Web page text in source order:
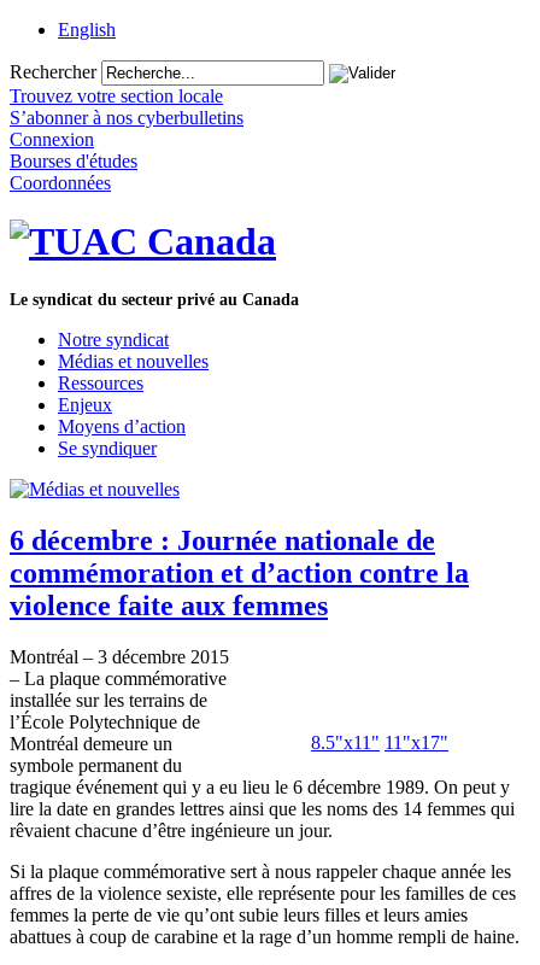
English
Rechercher
Trouvez votre section locale
S’abonner à nos cyberbulletins
Connexion
Bourses d'études
Coordonnées
Le syndicat du secteur privé au Canada
Notre syndicat
Médias et nouvelles
Ressources
Enjeux
Moyens d’action
Se syndiquer
6 décembre : Journée nationale de
commémoration et d’action contre la
violence faite aux femmes
8.5"x11" 11"x17"
Montréal – 3 décembre 2015
– La plaque commémorative
installée sur les terrains de
l’École Polytechnique de
Montréal demeure un
symbole permanent du
tragique événement qui y a eu lieu le 6 décembre 1989. On peut y
lire la date en grandes lettres ainsi que les noms des 14 femmes qui
rêvaient chacune d’être ingénieure un jour.
Si la plaque commémorative sert à nous rappeler chaque année les
affres de la violence sexiste, elle représente pour les familles de ces
femmes la perte de vie qu’ont subie leurs filles et leurs amies
abattues à coup de carabine et la rage d’un homme rempli de haine.